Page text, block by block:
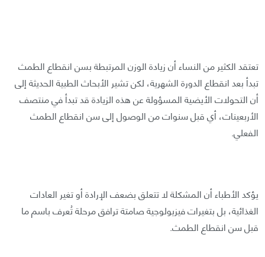
تعتقد الكثير من النساء أن زيادة الوزن المرتبطة بسن انقطاع الطمث
تبدأ بعد انقطاع الدورة الشهرية، لكن تشير الأبحاث الطبية الحديثة إلى
أن التحولات الأيضية المسؤولة عن هذه الزيادة قد تبدأ في منتصف
الأربعينات، أي قبل سنوات من الوصول إلى سن انقطاع الطمث
الفعلي.
يؤكد الأطباء أن المشكلة لا تتعلق بضعف الإرادة أو تغير العادات
الغذائية، بل بتغيرات فيزيولوجية صامتة ترافق مرحلة تُعرف باسم ما
قبل سن انقطاع الطمث.